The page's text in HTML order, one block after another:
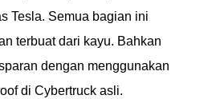
Tesla. Semua bagian ini
terbuat dari kayu. Bahkan
dengan menggunakan
di Cybertruck asli.